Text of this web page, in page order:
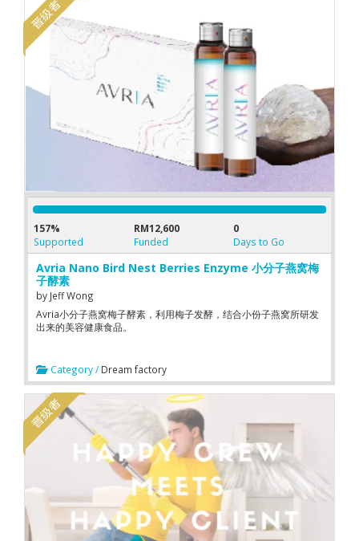
157%
Supported
RM12,600
Funded
0
Days to Go
Avria Nano Bird Nest Berries Enzyme 小分子燕窝梅
子酵素
by Jeff Wong
Avria小分子燕窝梅子酵素，利用梅子发酵，结合小份子燕窝所研发
出来的美容健康食品。
Category / Dream factory